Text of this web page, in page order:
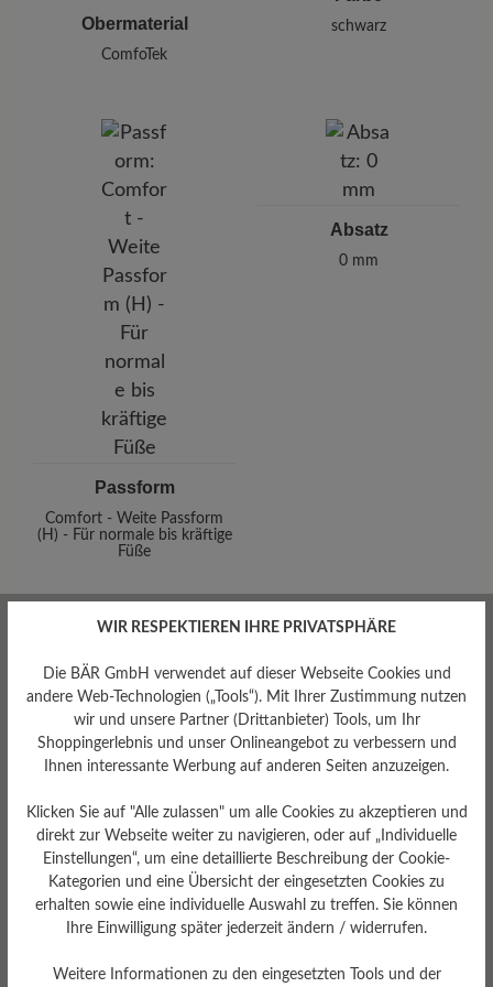
Obermaterial
ComfoTek
schwarz
Passform
Comfort - Weite Passform
(H) - Für normale bis kräftige
Füße
Absatz
0 mm
Sohlentyp
ComfoTek
WIR RESPEKTIEREN IHRE PRIVATSPHÄRE
Die BÄR GmbH verwendet auf dieser Webseite Cookies und
andere Web-Technologien („Tools“). Mit Ihrer Zustimmung nutzen
wir und unsere Partner (Drittanbieter) Tools, um Ihr
Shoppingerlebnis und unser Onlineangebot zu verbessern und
Ihnen interessante Werbung auf anderen Seiten anzuzeigen.
Klicken Sie auf "Alle zulassen" um alle Cookies zu akzeptieren und
direkt zur Webseite weiter zu navigieren, oder auf „Individuelle
Einstellungen“, um eine detaillierte Beschreibung der Cookie-
Kategorien und eine Übersicht der eingesetzten Cookies zu
erhalten sowie eine individuelle Auswahl zu treffen. Sie können
Ihre Einwilligung später jederzeit ändern / widerrufen.
Weitere Informationen zu den eingesetzten Tools und der